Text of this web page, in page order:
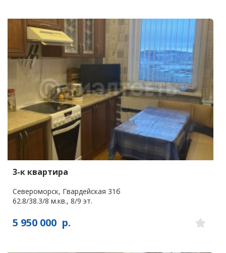
3-к квартира
Североморск, Гвардейская 31б
62.8/38.3/8 м.кв., 8/9 эт.
5 950 000 р.